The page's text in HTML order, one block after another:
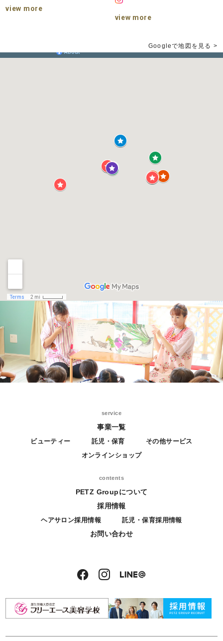
view more
view more
Googleで地図を見る >
service
事業一覧
ビューティー 託児・保育
その他サービス
オンラインショップ
contents
PETZ Groupについて
採用情報
ヘアサロン採用情報 託児・保育採用情報
お問い合わせ